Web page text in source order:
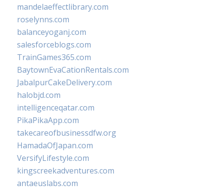
mandelaeffectlibrary.com
roselynns.com
balanceyoganj.com
salesforceblogs.com
TrainGames365.com
BaytownEvaCationRentals.com
JabalpurCakeDelivery.com
halobjd.com
intelligenceqatar.com
PikaPikaApp.com
takecareofbusinessdfw.org
HamadaOfJapan.com
VersifyLifestyle.com
kingscreekadventures.com
antaeuslabs.com